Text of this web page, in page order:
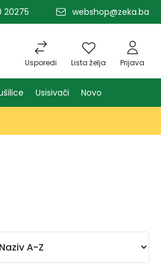
20275 webshop@zeka.ba
Usporedi Lista želja Prijava
Usisivači Novo